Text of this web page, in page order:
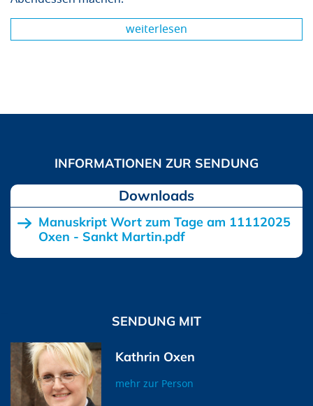
weiterlesen
Downloads
Manuskript Wort zum Tage am 11112025
Oxen - Sankt Martin.pdf
SENDUNG MIT
Kathrin Oxen
mehr zur Person